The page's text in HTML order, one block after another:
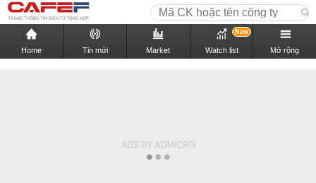
Home Tin mới Market Watch list
New
Mở rộng